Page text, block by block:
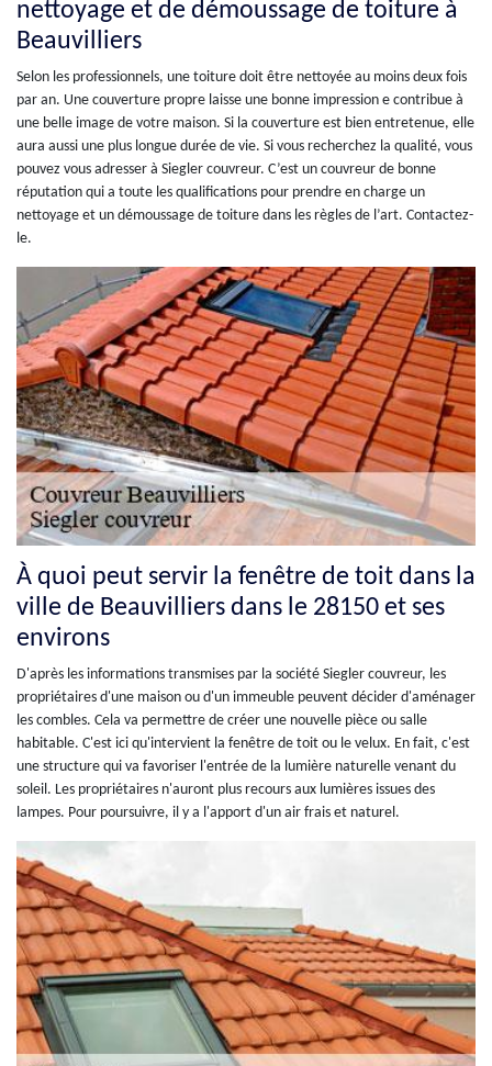
nettoyage et de démoussage de toiture à
Beauvilliers
Selon les professionnels, une toiture doit être nettoyée au moins deux fois
par an. Une couverture propre laisse une bonne impression e contribue à
une belle image de votre maison. Si la couverture est bien entretenue, elle
aura aussi une plus longue durée de vie. Si vous recherchez la qualité, vous
pouvez vous adresser à Siegler couvreur. C’est un couvreur de bonne
réputation qui a toute les qualifications pour prendre en charge un
nettoyage et un démoussage de toiture dans les règles de l’art. Contactez-
le.
À quoi peut servir la fenêtre de toit dans la
ville de Beauvilliers dans le 28150 et ses
environs
D'après les informations transmises par la société Siegler couvreur, les
propriétaires d'une maison ou d'un immeuble peuvent décider d'aménager
les combles. Cela va permettre de créer une nouvelle pièce ou salle
habitable. C'est ici qu'intervient la fenêtre de toit ou le velux. En fait, c'est
une structure qui va favoriser l'entrée de la lumière naturelle venant du
soleil. Les propriétaires n'auront plus recours aux lumières issues des
lampes. Pour poursuivre, il y a l'apport d'un air frais et naturel.